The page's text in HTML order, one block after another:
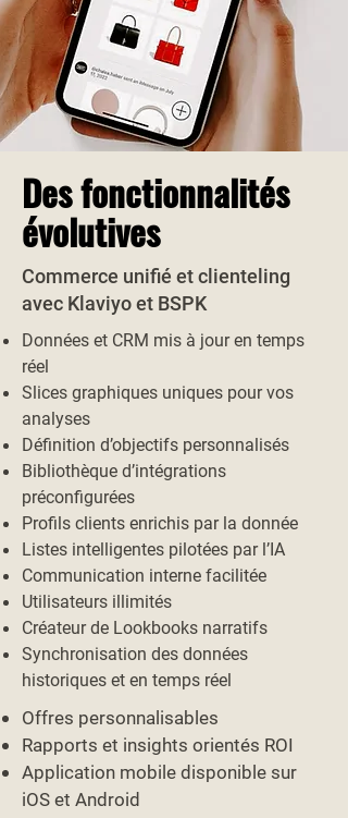
Des fonctionnalités
évolutives
Commerce unifié et clienteling
avec Klaviyo et BSPK
Données et CRM mis à jour en temps
réel
Slices graphiques uniques pour vos
analyses
Définition d’objectifs personnalisés
Bibliothèque d’intégrations
préconfigurées
Profils clients enrichis par la donnée
Listes intelligentes pilotées par l’IA
Communication interne facilitée
Utilisateurs illimités
Créateur de Lookbooks narratifs
Synchronisation des données
historiques et en temps réel
Offres personnalisables
Rapports et insights orientés ROI
Application mobile disponible sur
iOS et Android